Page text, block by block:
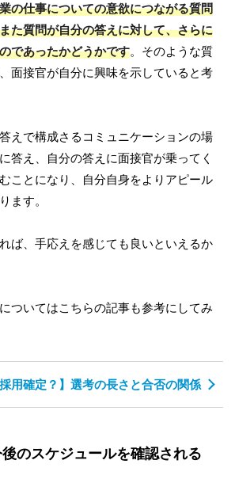
の仕事についての意欲につながる質問
た質問が自分の答えに対して、さらに
であったかどうかです。そのような質
面接官が自分に興味を示していると考
えで構成さるコミュニケーションの場
答え、自分の答えに面接官が乗ってく
ことになり、自分自身をよりアピール
ます。
ば、手応えを感じても良いといえるか
ついてはこちらの記事も参考にしてみ
用確定？】選考の長さと合否の関係
のスケジュールを確認される